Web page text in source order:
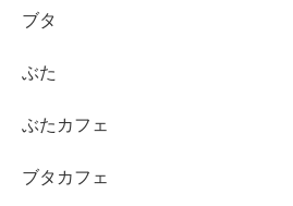
ブタ
ぶた
ぶたカフェ
ブタカフェ